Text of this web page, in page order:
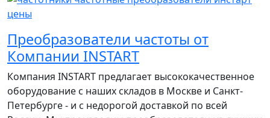
Преобразователи частоты от
Компании INSTART
Компания INSTART предлагает высококачественное
оборудование с наших складов в Москве и Санкт-
Петербурге - и с недорогой доставкой по всей